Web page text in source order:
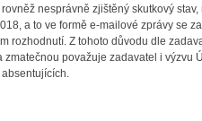
nesprávně zjištěný skutkový stav,
a to ve formě e-mailové zprávy se
rozhodnutí. Z tohoto důvodu dle
považuje zadavatel i